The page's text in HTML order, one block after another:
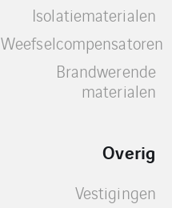
Isolatiematerialen
Weefselcompensatoren
Brandwerende
materialen
Overig
Vestigingen